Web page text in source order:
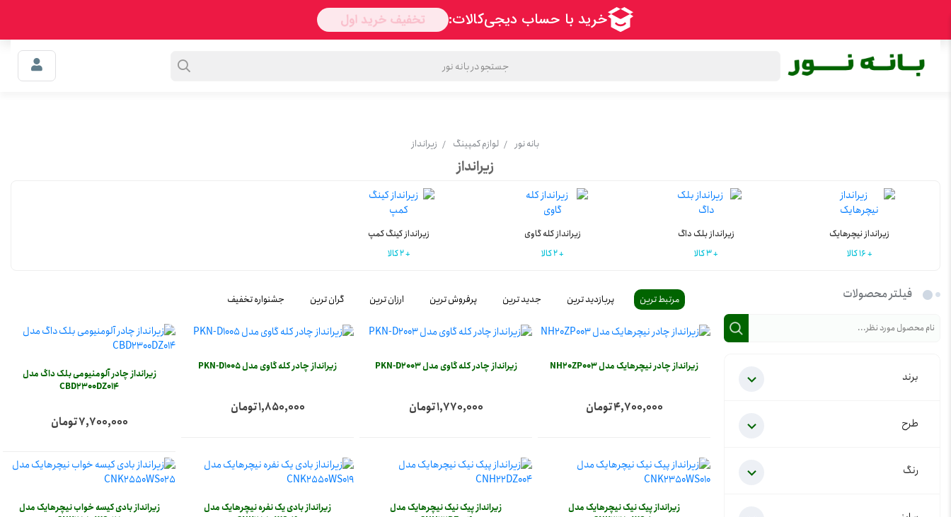
اکسپلور سبد خرید
بانه نور لوازم کمپینگ زیرانداز
زیرانداز
زیرانداز نیچرهایک
16 کالا
زیرانداز بلک داگ
3 کالا
زیرانداز کله گاوی
2 کالا
زیرانداز کینگ کمپ
2 کالا
فیلتر محصولات
برند
طرح
رنگ
مرتبط ترین پربازدید ترین جدید ترین پرفروش ترین ارزان ترین گران ترین جشنواره تخفیف
زیرانداز چادر نیچرهایک مدل NH20ZP003
4,700,000 تومان
زیرانداز چادر کله گاوی مدل PKN-D2003
1,770,000 تومان
زیرانداز چادر کله گاوی مدل PKN-D1005
1,850,000 تومان
زیرانداز چادر آلومنیومی بلک داگ مدل
CBD2300DZ014
7,700,000 تومان
زیرانداز پیک نیک نیچرهایک مدل
زیرانداز پیک نیک نیچرهایک مدل
زیرانداز بادی یک نفره نیچرهایک مدل
زیرانداز بادی کیسه خواب نیچرهایک مدل